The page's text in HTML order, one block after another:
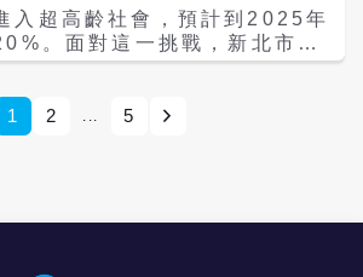
價值的挑戰。勵馨基金會透過
經驗的整合，設計了此次音樂
探索」和「身心困擾」等議
年在這些困境中建立自我認同
勵馨基金會希望透過這樣的活
入超高齡社會，預計到2025年
。面對這一挑戰，新北市引
出「新五老運動」，以「老有
念，重塑對老年生活的認知。
李美珍強調，這一運動旨在提
1 2 ... 5